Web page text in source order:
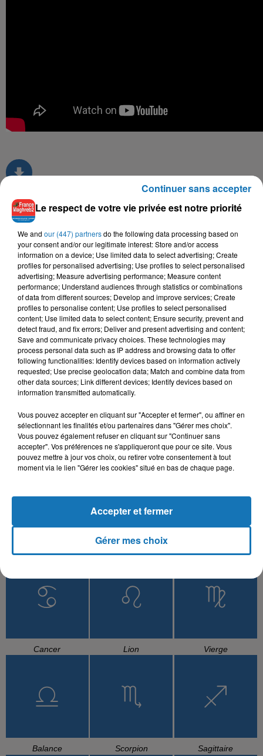
TITRES DIFFUSÉS
13h32
13h32
BILEL TACCHINI, KAYNA
SAMET
Ena Wiyek
13h29
13h29
MARWEN NORDO
Youm Wara Youm
13h26
13h26
SALIM CRAVATA,
TAWSEN
Bezaf
L'HOROSCOPE
Cancer Lion Vierge
Balance Scorpion Sagittaire
Le respect de votre vie privée est notre priorité
We and our (447) partnersdo the following data processing based on
your consent and/or our legitimate interest: Store and/or access
information on a device; Use limited data to select advertising; Create
profiles for personalised advertising; Use profiles to select personalised
advertising; Measure advertising performance; Measure content
performance; Understand audiences through statistics or combinations
of data from different sources; Develop and improve services; Create
profiles to personalise content; Use profiles to select personalised
content; Use limited data to select content; Ensure security, prevent and
detect fraud, and fix errors; Deliver and present advertising and content;
Save and communicate privacy choices. These technologies may
process personal data such as IP address and browsing data to offer
following functionalities: Identify devices based on information actively
requested; Use precise geolocation data; Match and combine data from
other data sources; Link different devices; Identify devices based on
information transmitted automatically.
Vous pouvez accepter en cliquant sur "Accepter et fermer", ou affiner en
sélectionnant les finalités et/ou partenaires dans "Gérer mes choix".
Vous pouvez également refuser en cliquant sur "Continuer sans
accepter". Vos préférences ne s'appliqueront que pour ce site. Vous
pouvez mettre à jour vos choix, ou retirer votre consentement à tout
moment via le lien "Gérer les cookies" situé en bas de chaque page.
Gérer mes choix
Accepter et fermer
Continuer sans accepter